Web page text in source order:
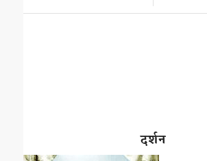
दर्शन